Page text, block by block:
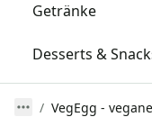
Getränke
Desserts &
VegEgg -